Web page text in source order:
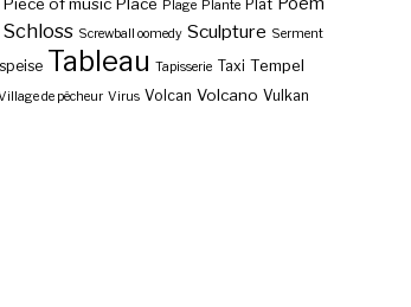
Plage Plante Plat
Schloss Screwball oomedy Sculpture Serment
Tableau Tapisserie Taxi Tempel
de pêcheur Virus Volcan Volcano Vulkan